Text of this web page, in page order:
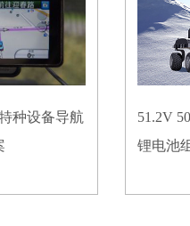
种设备导航
51.2V
锂电池